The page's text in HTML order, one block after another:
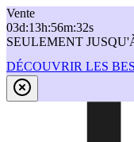
Vente
03d:13h:56m:32s
SEULEMENT
DÉCOUVRIR LES